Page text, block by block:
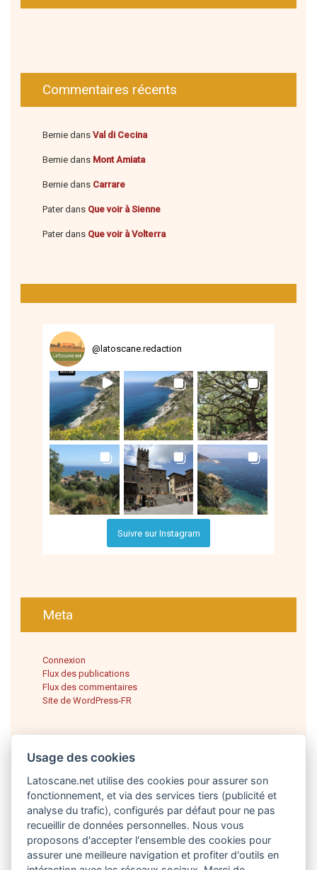
Commentaires récents
Bernie dans Val di Cecina
Bernie dans Mont Amiata
Bernie dans Carrare
Paterdans Que voir à Sienne
Paterdans Que voir à Volterra
@ latoscane.redaction
Suivre sur Instagram
Meta
Connexion
Flux des publications
Flux des commentaires
Site de WordPress-FR
Français
Usage des cookies
Latoscane.net utilise des cookies pour assurer son
fonctionnement, et via des services tiers (publicité et
analyse du trafic), configurés par défaut pour ne pas
recueillir de données personnelles. Nous vous
proposons d'accepter l'ensemble des cookies pour
assurer une meilleure navigation et profiter d'outils en